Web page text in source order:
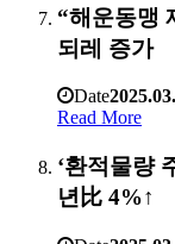
“해운동맹
되레 증가
Date
Read More
‘환적물량
년比 4%↑